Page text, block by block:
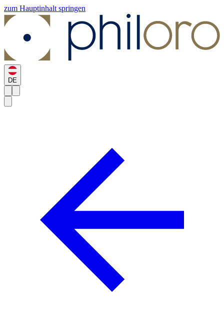
zum Hauptinhalt springen
DE